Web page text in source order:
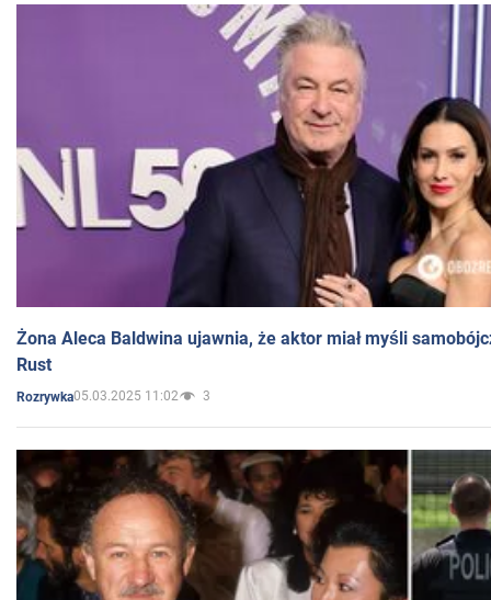
Żona Aleca Baldwina ujawnia, że aktor miał myśli
Rust
Rozrywka05.03.2025 11:02 3